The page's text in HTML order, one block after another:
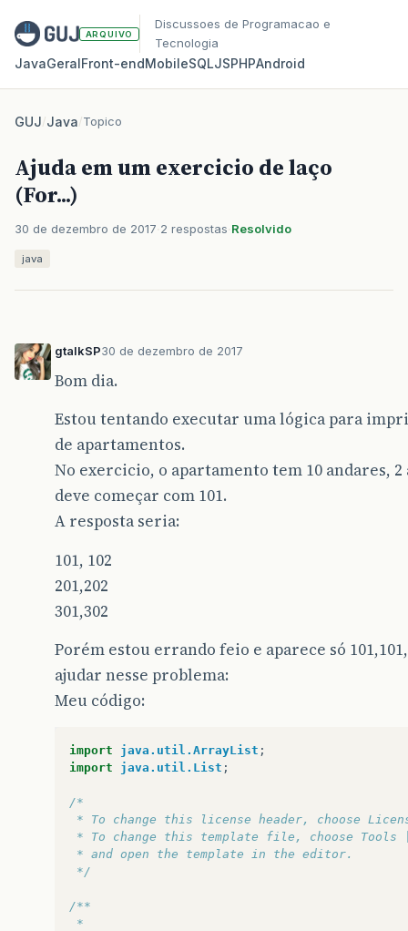
ARQUIVO
Discussoes de Programacao e
Tecnologia
JavaGeralFront‑endMobileSQLJSPHPAndroid
GUJ/Java/Topico
Ajuda em um exercicio de laço
(For...)
30 de dezembro de 2017 2 respostas Resolvido
java
gtalkSP30 de dezembro de 2017
Bom dia.
Estou tentando executar uma lógica para
de apartamentos.
No exercicio, o apartamento tem 10 andares,
deve começar com 101.
A resposta seria:
101, 102
201,202
301,302
Porém estou errando feio e aparece só
ajudar nesse problema:
Meu código:
import java.util.ArrayList ;
import
java.util.List ;
/*
* To change this license header, choose
* To change this template file, choose Tools |
* and open the template in the editor.
*/
/**
*